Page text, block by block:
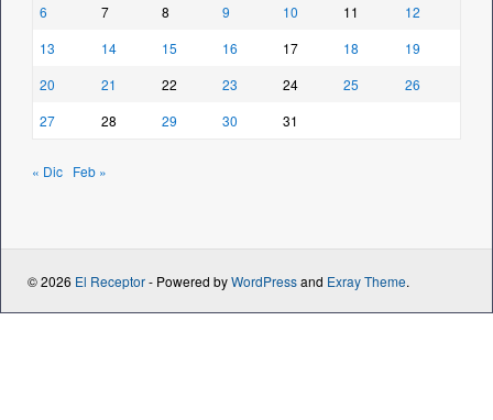
6
7 8 9 10 11
12
13
14 15 16 17 18
19
20
21 22 23 24 25
26
27
28 29 30 31
« Dic Feb »
© 2026 El Receptor- Powered byWordPressand Exray Theme.